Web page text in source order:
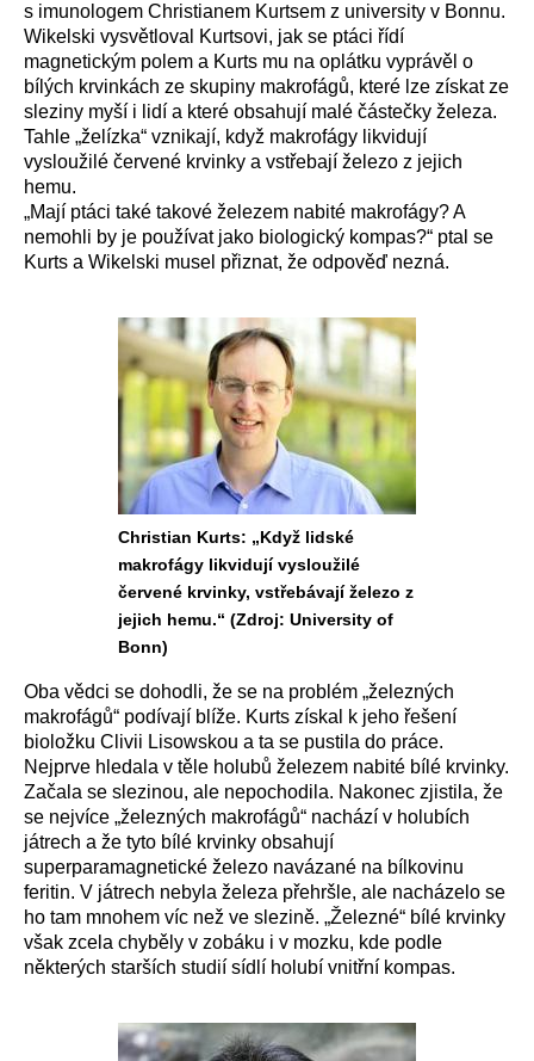
s imunologem Christianem Kurtsem z university v Bonnu.
Wikelski vysvětloval Kurtsovi, jak se ptáci řídí
magnetickým polem a Kurts mu na oplátku vyprávěl o
bílých krvinkách ze skupiny makrofágů, které lze získat ze
sleziny myší i lidí a které obsahují malé částečky železa.
Tahle „želízka“ vznikají, když makrofágy likvidují
vysloužilé červené krvinky a vstřebají železo z jejich
hemu.
„Mají ptáci také takové železem nabité makrofágy? A
nemohli by je používat jako biologický kompas?“ ptal se
Kurts a Wikelski musel přiznat, že odpověď nezná.
Christian Kurts: „Když lidské
makrofágy likvidují vysloužilé
červené krvinky, vstřebávají železo z
jejich hemu.“ (Zdroj: University of
Bonn)
Oba vědci se dohodli, že se na problém „železných
makrofágů“ podívají blíže. Kurts získal k jeho řešení
bioložku Clivii Lisowskou a ta se pustila do práce.
Nejprve hledala v těle holubů železem nabité bílé krvinky.
Začala se slezinou, ale nepochodila. Nakonec zjistila, že
se nejvíce „železných makrofágů“ nachází v holubích
játrech a že tyto bílé krvinky obsahují
superparamagnetické železo navázané na bílkovinu
feritin. V játrech nebyla železa přehršle, ale nacházelo se
ho tam mnohem víc než ve slezině. „Železné“ bílé krvinky
však zcela chyběly v zobáku i v mozku, kde podle
některých starších studií sídlí holubí vnitřní kompas.